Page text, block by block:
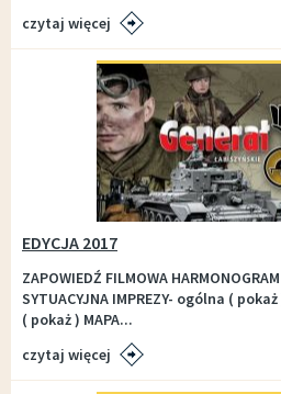
czytaj więcej
EDYCJA 2017
ZAPOWIEDŹ FILMOWA
SYTUACYJNA IMPREZY- ogólna (
( pokaż ) MAPA...
czytaj więcej